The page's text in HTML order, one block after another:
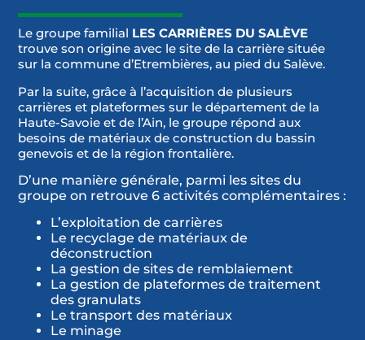
Le groupe familial LES CARRIÈRES DU SALÈVE
trouve son origine avec le site de la carrière située
sur la commune d’Etrembières, au pied du Salève.
Par la suite, grâce à l’acquisition de plusieurs
carrières et plateformes sur le département de la
Haute-Savoie et de l’Ain, le groupe répond aux
besoins de matériaux de construction du bassin
genevois et de la région frontalière.
D’une manière générale, parmi les sites du
groupe on retrouve 6 activités complémentaires :
L’exploitation de carrières
Le recyclage de matériaux de
déconstruction
La gestion de sites de remblaiement
La gestion de plateformes de traitement
des granulats
Le transport des matériaux
Le minage